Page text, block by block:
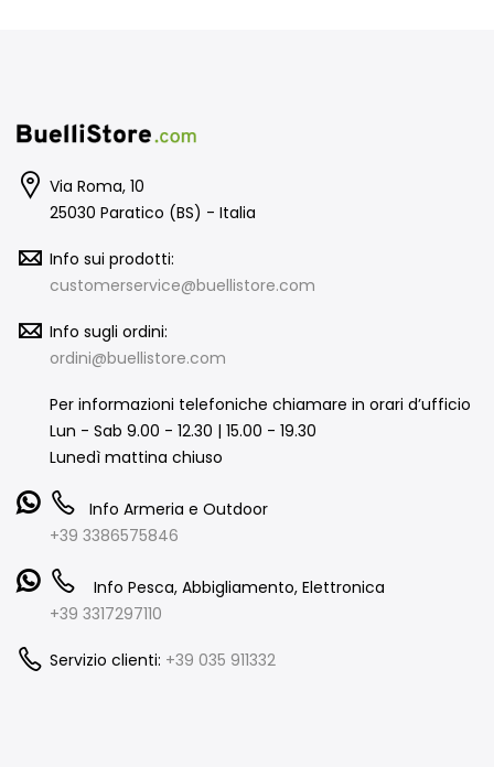
Via Roma, 10
25030 Paratico (BS) - Italia
Info sui prodotti:
customerservice@buellistore.com
Info sugli ordini:
ordini@buellistore.com
Per informazioni telefoniche chiamare in orari d’ufficio
Lun - Sab 9.00 - 12.30 | 15.00 - 19.30
Lunedì mattina chiuso
Info Armeria e Outdoor
+39 3386575846
Info Pesca, Abbigliamento, Elettronica
+39 3317297110
Servizio clienti: +39 035 911332